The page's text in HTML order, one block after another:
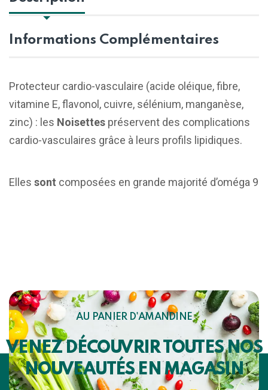
Informations Complémentaires
Protecteur cardio-vasculaire (acide oléique, fibre,
vitamine E, flavonol, cuivre, sélénium, manganèse,
zinc) : les Noisettes préservent des complications
cardio-vasculaires grâce à leurs profils lipidiques.
Elles sont composées en grande majorité d’oméga 9
AU PANIER D'AMANDINE
VENEZ DÉCOUVRIR TOUTES NOS
NOUVEAUTÉS EN MAGASIN